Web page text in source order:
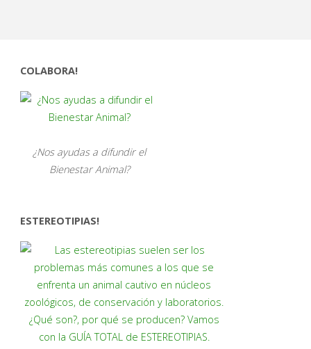
COLABORA!
¿Nos ayudas a difundir el
Bienestar Animal?
ESTEREOTIPIAS!